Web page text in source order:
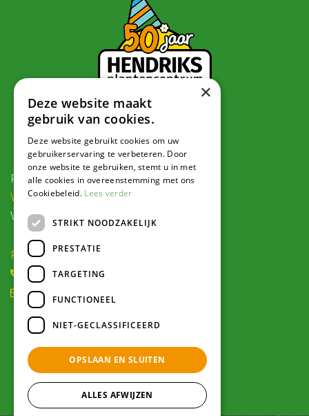
Contact
Postadres:
Veldweg 1, 5995 PG Kessel
Voor navigatie:
Roode Eggeweg 6b, Kessel
(0) 77 462 16 30
winkel@hendriksplantencentrum.nl
Openingstijden
Alle openingstijden >
×
Deze website maakt
gebruik van cookies.
Deze website gebruikt cookies om uw
gebruikerservaring te verbeteren. Door
onze website te gebruiken, stemt u in met
alle cookies in overeenstemming met ons
Cookiebeleid. Lees verder
STRIKT NOODZAKELIJK
PRESTATIE
TARGETING
FUNCTIONEEL
NIET-GECLASSIFICEERD
OPSLAAN EN SLUITEN
ALLES AFWIJZEN